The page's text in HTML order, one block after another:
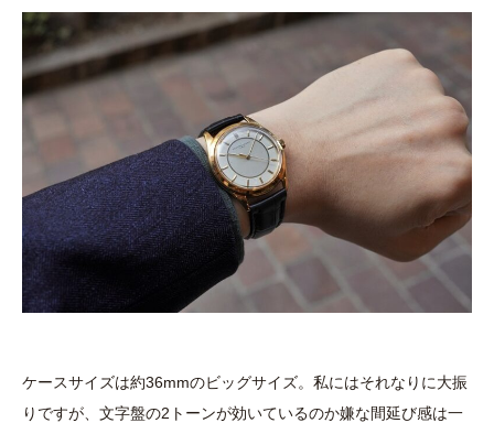
ケースサイズは約36mmのビッグサイズ。私にはそれなりに大振
りですが、文字盤の2トーンが効いているのか嫌な間延び感は一